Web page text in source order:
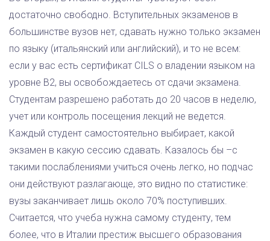
достаточно свободно. Вступительных экзаменов в
большинстве вузов нет, сдавать нужно только экзамен
по языку (итальянский или английский), и то не всем:
если у вас есть сертификат CILS о владении языком на
уровне В2, вы освобождаетесь от сдачи экзамена.
Студентам разрешено работать до 20 часов в неделю,
учет или контроль посещения лекций не ведется.
Каждый студент самостоятельно выбирает, какой
экзамен в какую сессию сдавать. Казалось бы –с
такими послаблениями учиться очень легко, но подчас
они действуют разлагающе, это видно по статистике:
вузы заканчивает лишь около 70% поступивших.
Считается, что учеба нужна самому студенту, тем
более, что в Италии престиж высшего образования